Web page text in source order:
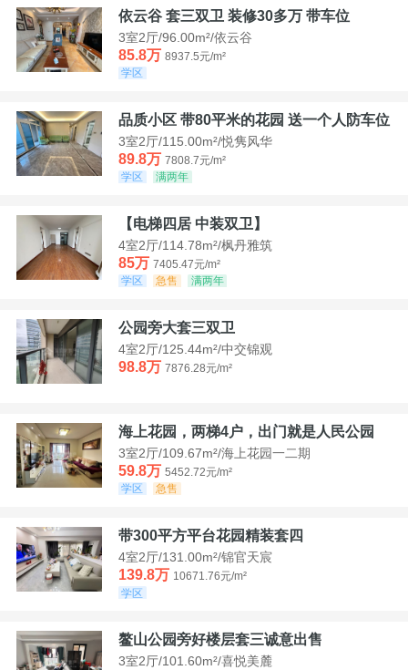
依云谷 套三双卫 装修30多万 带车位
3室2厅/96.00m²/依云谷
85.8万 8937.5元/m²
学区
品质小区 带80平米的花园 送一个人防车位
3室2厅/115.00m²/悦隽风华
89.8万 7808.7元/m²
学区
满两年
【电梯四居 中装双卫】
4室2厅/114.78m²/枫丹雅筑
85万 7405.47元/m²
学区
急售 满两年
公园旁大套三双卫
4室2厅/125.44m²/中交锦观
98.8万 7876.28元/m²
海上花园，两梯4户，出门就是人民公园
3室2厅/109.67m²/海上花园一二期
59.8万 5452.72元/m²
学区
急售
带300平方平台花园精装套四
4室2厅/131.00m²/锦官天宸
139.8万 10671.76元/m²
学区
鳌山公园旁好楼层套三诚意出售
3室2厅/101.60m²/喜悦美麓